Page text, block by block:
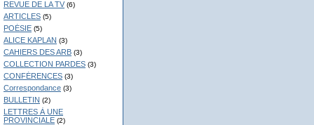
REVUE DE LA TV (6)
ARTICLES (5)
POÉSIE (5)
ALICE KAPLAN (3)
CAHIERS DES ARB (3)
COLLECTION PARDES (3)
CONFÉRENCES (3)
Correspondance (3)
BULLETIN (2)
LETTRES À UNE
PROVINCIALE (2)